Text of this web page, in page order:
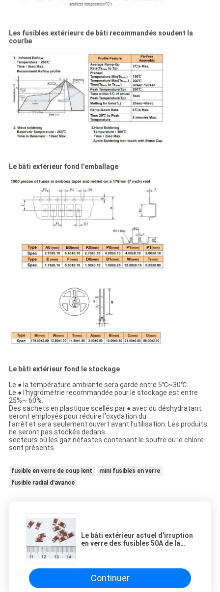
Les fusibles extérieurs de bâti recommandés soudent la
courbe
Le bâti extérieur fond l'emballage
Le bâti extérieur fond le stockage
Le ● la température ambiante sera gardé entre 5℃~30℃.
Le ● l'hygrométrie recommandée pour le stockage est entre
25%~ 60%.
Des sachets en plastique scellés par ● avec du déshydratant
seront employés pour réduire l'oxydation du
l'arrêt et sera seulement ouvert avant l'utilisation. Les produits
ne seront pas stockés dedans
secteurs où les gaz néfastes contenant le soufre ou le chlore
sont présents.
fusible en verre de coup lent
mini fusibles en verre
fusible radial d'avance
Le bâti extérieur actuel d'irruption
en verre des fusibles 50A de la
Continuer